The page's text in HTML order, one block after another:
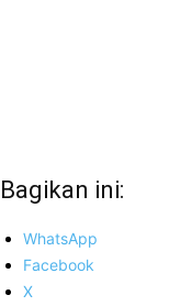
Bagikan ini:
WhatsApp
Facebook
X